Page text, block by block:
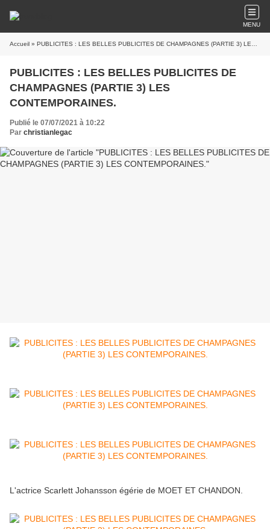
MENU
Accueil » PUBLICITES : LES BELLES PUBLICITES DE CHAMPAGNES (PARTIE 3) LES CONTEMPORAINES.
PUBLICITES : LES BELLES PUBLICITES DE
CHAMPAGNES (PARTIE 3) LES
CONTEMPORAINES.
Publié le 07/07/2021 à 10:22
Par christianlegac
L'actrice Scarlett Johansson égérie de MOET ET CHANDON.